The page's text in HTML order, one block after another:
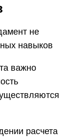
не
навыков
важно
расчета